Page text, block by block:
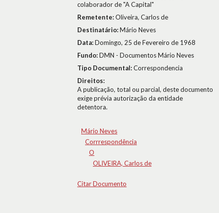
colaborador de "A Capital"
Remetente:Oliveira, Carlos de
Destinatário:Mário Neves
Data:Domingo, 25 de Fevereiro de 1968
Fundo:DMN - Documentos Mário Neves
Tipo Documental:Correspondencia
Direitos:
A publicação, total ou parcial, deste documento
exige prévia autorização da entidade
detentora.
Mário Neves
Corrrespondência
O
OLIVEIRA, Carlos de
Citar Documento